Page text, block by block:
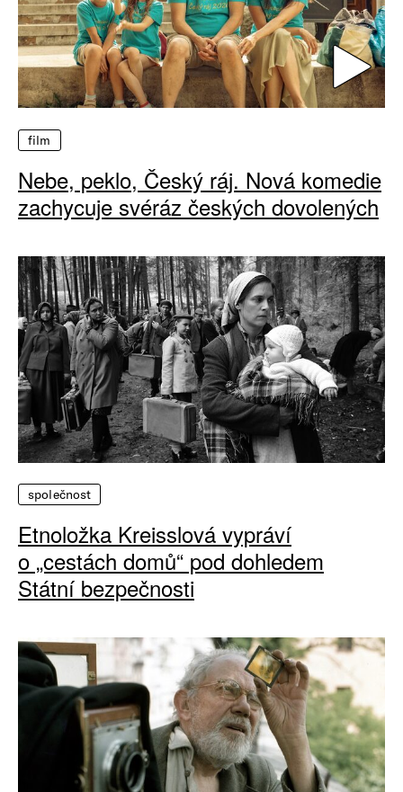
film
Nebe, peklo, Český ráj. Nová komedie
zachycuje svéráz českých dovolených
společnost
Etnoložka Kreisslová vypráví
o „cestách domů“ pod dohledem
Státní bezpečnosti